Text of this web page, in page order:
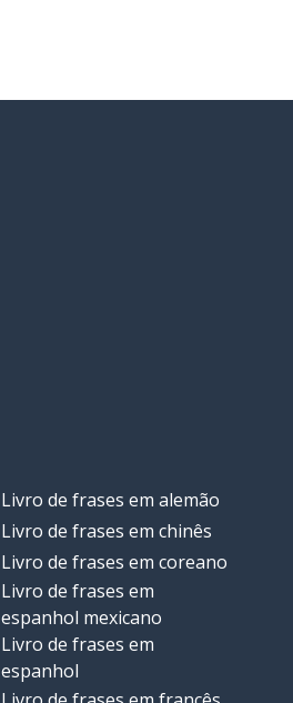
Livro de frases em alemão
Livro de frases em chinês
Livro de frases em coreano
Livro de frases em
espanhol mexicano
Livro de frases em
espanhol